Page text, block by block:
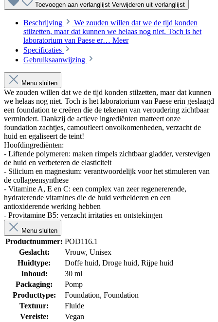
Toevoegen aan verlanglijst Verwijderen uit verlanglijst
Beschrijving
We zouden willen dat we de tijd konden
stilzetten, maar dat kunnen we helaas nog niet. Toch is het
laboratorium van Paese er… Meer
Specificaties
Gebruiksaanwijzing
Menu sluiten
We zouden willen dat we de tijd konden stilzetten, maar dat kunnen
we helaas nog niet. Toch is het laboratorium van Paese erin geslaagd
een foundation te creëren die de tekenen van veroudering zichtbaar
vermindert. Dankzij de actieve ingrediënten matteert onze
foundation zachtjes, camoufleert onvolkomenheden, verzacht de
huid en egaliseert de teint!
Hoofdingrediënten:
- Liftende polymeren: maken rimpels zichtbaar gladder, verstevigen
de huid en verbeteren de elasticiteit
- Silicium en magnesium: verantwoordelijk voor het stimuleren van
de collageensynthese
- Vitamine A, E en C: een complex van zeer regenererende,
hydraterende vitamines die de huid verhelderen en een
antioxiderende werking hebben
- Provitamine B5: verzacht irritaties en ontstekingen
Menu sluiten
Productnummer: POD116.1
Geslacht:
Vrouw, Unisex
Huidtype:
Doffe huid, Droge huid, Rijpe huid
Inhoud:
30 ml
Packaging:
Pomp
Producttype:
Foundation, Foundation
Textuur:
Fluide
Vereiste:
Vegan